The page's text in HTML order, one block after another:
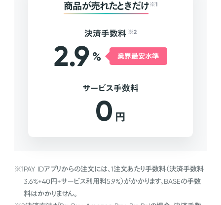
商品が売れたときだけ ※1
決済手数料 ※2
2.9 % 業界最安水準
サービス手数料
0 円
※1PAY IDアプリからの注文には、1注文あたり手数料（決済手数料
3.6%+40円+サービス利用料5.9%）がかかります。BASEの手数
料はかかりません。